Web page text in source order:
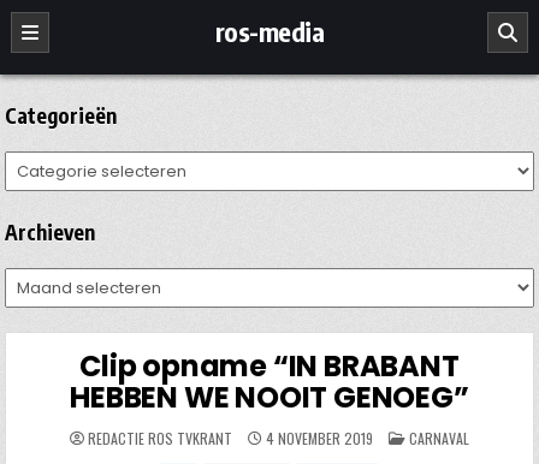
Ga
naar
de
inhoud
ros-media
Categorieën
Categorieën
Archieven
Archieven
Clip opname “IN BRABANT
HEBBEN WE NOOIT GENOEG”
REDACTIE ROS TVKRANT 4 NOVEMBER 2019 GEPLAATST
IN
CARNAVAL